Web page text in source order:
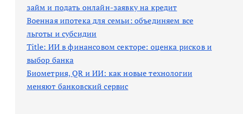
займ и подать онлайн-заявку на кредит
Военная ипотека для семьи: объединяем все
льготы и субсидии
Title: ИИ в финансовом секторе: оценка рисков и
выбор банка
Биометрия, QR и ИИ: как новые технологии
меняют банковский сервис